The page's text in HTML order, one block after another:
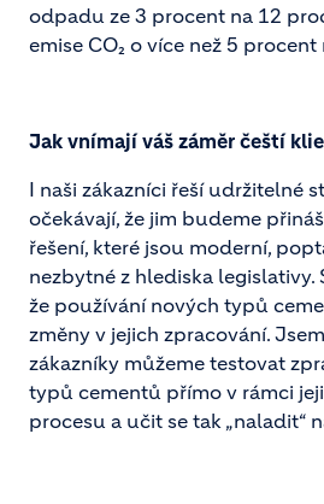
odpadu ze 3 procent na 12
emise CO₂ o více než 5
Jak vnímají váš záměr čeští
I naši zákazníci řeší udržitelné
očekávají, že jim budeme
řešení, které jsou moderní,
nezbytné z hlediska legislativy.
že používání nových typů
změny v jejich zpracování.
zákazníky můžeme testovat
typů cementů přímo v rámci
procesu a učit se tak „naladit“